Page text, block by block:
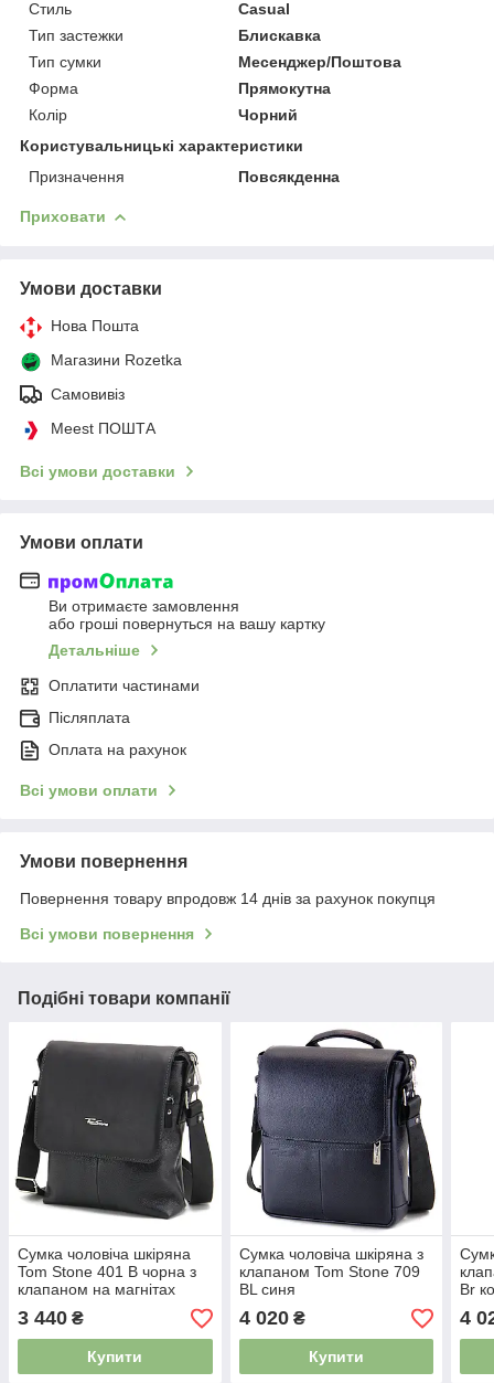
Стиль
Casual
Тип застежки
Блискавка
Тип сумки
Месенджер/Поштова
Форма
Прямокутна
Колір
Чорний
Користувальницькі характеристики
Призначення
Повсякденна
Приховати
Умови доставки
Нова Пошта
Магазини Rozetka
Самовивіз
Meest ПОШТА
Всі умови доставки
Умови оплати
Ви отримаєте замовлення
або гроші повернуться на вашу картку
Детальніше
Оплатити частинами
Післяплата
Оплата на рахунок
Всі умови оплати
Умови повернення
Повернення товару впродовж 14 днів за рахунок покупця
Всі умови повернення
Подібні товари компанії
Сумка чоловіча шкіряна
Tom Stone 401 B чорна з
клапаном на магнітах
3 440 ₴
Купити
Сумка чоловіча шкіряна з
клапаном Tom Stone 709
BL синя
4 020₴
Купити
Br
4